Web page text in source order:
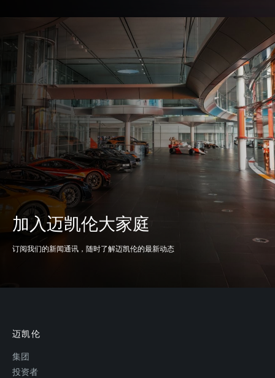
制动系统
100-0kph (62-0mph) 30.7m (101ft)
200-0kph (124-0mph) 123.5m (405ft)
效能
加入迈凯伦大家庭
订阅我们的新闻通讯，随时了解迈凯伦的最新动态
迈凯伦
集团
投资者